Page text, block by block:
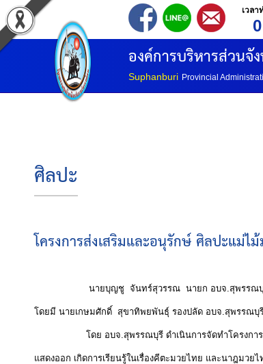
เวล
องค์การบริหารส่วนจั
Suphanburi Provincial
ศิลปะ
โครงการส่งเสริมและอนุรักษ์ ศิลปะแม่ไ
นายบุญชู จันทร์สุวรรณ นายก อบจ.สุพรรณบุรี มอบหม
โดยมี นายเกษมศักดิ์ สุขาทิพยพันธุ์ รองปลัด อบจ.สุพรรณบุ
โดย อบจ.สุพรรณบุรี ดำเนินการจัดทำโครงการ ฯ ขึ้นเ
แสดงออก เกิดการเรียนรู้ในเรื่องคีตะมวยไทย และนาฎม